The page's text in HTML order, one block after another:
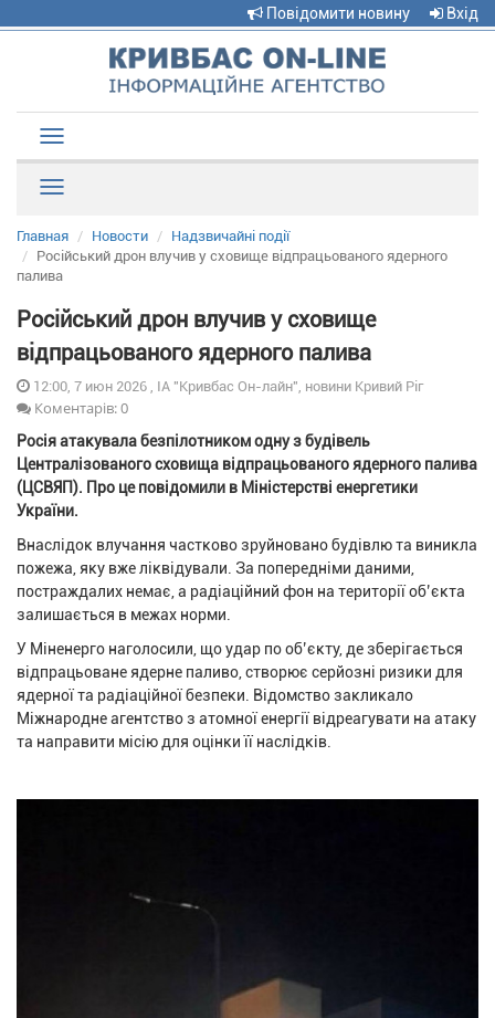
Повідомити новину Вхід
navigation
Главная Новости
Надзвичайні події
Російський дрон влучив у сховище відпрацьованого ядерного
палива
Російський дрон влучив у сховище
відпрацьованого ядерного палива
12:00, 7 июн 2026 , ІА "Кривбас Он-лайн", новини Кривий Ріг
Коментарів: 0
Росія атакувала безпілотником одну з будівель
Централізованого сховища відпрацьованого ядерного палива
(ЦСВЯП). Про це повідомили в Міністерстві енергетики
України.
Внаслідок влучання частково зруйновано будівлю та виникла
пожежа, яку вже ліквідували. За попередніми даними,
постраждалих немає, а радіаційний фон на території об’єкта
залишається в межах норми.
У Міненерго наголосили, що удар по об’єкту, де зберігається
відпрацьоване ядерне паливо, створює серйозні ризики для
ядерної та радіаційної безпеки. Відомство закликало
Міжнародне агентство з атомної енергії відреагувати на атаку
та направити місію для оцінки її наслідків.